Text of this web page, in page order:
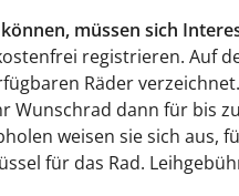
müssen sich
registrieren. Auf
Räder
Wunschrad dann für bis
weisen sie sich aus,
für das Rad.